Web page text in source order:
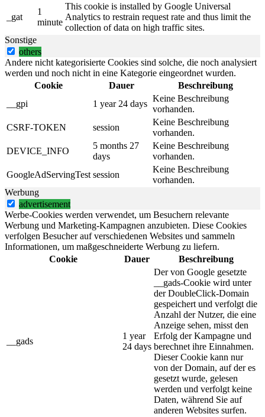
_gat
1
minute
This cookie is installed by Google Universal
Analytics to restrain request rate and thus limit the
collection of data on high traffic sites.
Sonstige
others
Andere nicht kategorisierte Cookies sind solche, die noch analysiert
werden und noch nicht in eine Kategorie eingeordnet wurden.
Cookie
Dauer
Beschreibung
__gpi
1 year 24 days
Keine Beschreibung
vorhanden.
CSRF-TOKEN
session
Keine Beschreibung
vorhanden.
DEVICE_INFO
5 months 27
days
Keine Beschreibung
vorhanden.
GoogleAdServingTest session
Keine Beschreibung
vorhanden.
Werbung
advertisement
Werbe-Cookies werden verwendet, um Besuchern relevante
Werbung und Marketing-Kampagnen anzubieten. Diese Cookies
verfolgen Besucher auf verschiedenen Websites und sammeln
Informationen, um maßgeschneiderte Werbung zu liefern.
Cookie
Dauer Beschreibung
__gads
1 year
24 days
Der von Google gesetzte
__gads-Cookie wird unter
der DoubleClick-Domain
gespeichert und verfolgt die
Anzahl der Nutzer, die eine
Anzeige sehen, misst den
Erfolg der Kampagne und
berechnet ihre Einnahmen.
Dieser Cookie kann nur
von der Domain, auf der es
gesetzt wurde, gelesen
werden und verfolgt keine
Daten, während Sie auf
anderen Websites surfen.